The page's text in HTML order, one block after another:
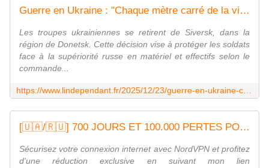
Guerre en Ukraine : "Chaque mètre carré de la ville a été cédé à l'ennemi au prix de lourds sacrifices", les troupes ukrainiennes se retirent de Siversk
Les troupes ukrainiennes se retirent de Siversk, dans la
région de Donetsk. Cette décision vise à protéger les soldats
face à la supériorité russe en matériel et effectifs selon le
commande...
[🇺🇦/🇷🇺] 700 JOURS ET 100.000 PERTES POUR POKROVSK
Sécurisez votre connexion internet avec NordVPN et profitez
d'une réduction exclusive en suivant mon lien